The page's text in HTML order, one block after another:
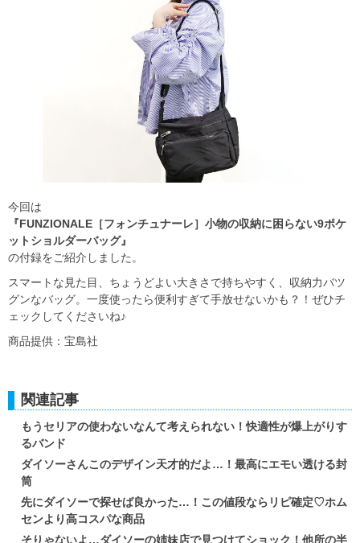
今回は
『FUNZIONALE［フォンチュナーレ］小物の収納に困らない9ポケ
ットショルダーバッグ』
の付録をご紹介しました。
スマートな見た目、ちょうどよい大きさで持ちやすく、収納力バツ
グンなバッグ。一度使ったら便利すぎて手放せないかも？！ぜひチ
ェックしてくださいね♪
商品提供：宝島社
関連記事
もうセリアの使わないなんて考えられない！快適性が爆上がりす
るバンド
ダイソーさんこのデザイン天才的だよ…！最高にエモい透ける封
筒
先にダイソーで探せば良かった…！この値段ならリピ確定♡ホム
センより高コスパな商品
そりゃないよ…ダイソーの姉妹店で見つけてショック！他所の半